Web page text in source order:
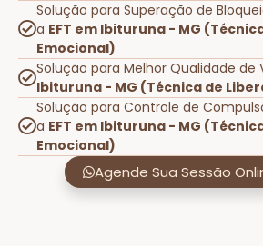
Solução para Superação de
a EFT em Ibituruna - MG
Emocional)
Solução para Melhor Qualidade de
Ibituruna - MG (Técnica de
Solução para Controle de
a EFT em Ibituruna - MG
Emocional)
Agende Sua Sessão